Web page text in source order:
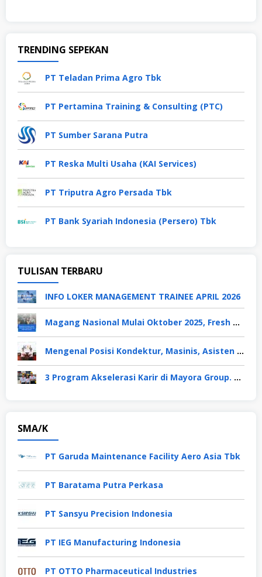
TRENDING SEPEKAN
PT Teladan Prima Agro Tbk
PT Pertamina Training & Consulting (PTC)
PT Sumber Sarana Putra
PT Reska Multi Usaha (KAI Services)
PT Triputra Agro Persada Tbk
PT Bank Syariah Indonesia (Persero) Tbk
TULISAN TERBARU
INFO LOKER MANAGEMENT TRAINEE APRIL 2026
Magang Nasional Mulai Oktober 2025, Fresh Graduate Dapat Gaji UMP Selama 6 Bulan
Mengenal Posisi Kondektur, Masinis, Asisten PPKA, Pemeliharaan Sarana dan Prasarana, Polsuska (Polisi Khusus Kereta Api), di PT KAI
3 Program Akselerasi Karir di Mayora Group. Apa Saja? Berikut Penjelasannya
SMA/K
PT Garuda Maintenance Facility Aero Asia Tbk
PT Baratama Putra Perkasa
PT Sansyu Precision Indonesia
PT IEG Manufacturing Indonesia
PT OTTO Pharmaceutical Industries